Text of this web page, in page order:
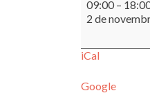
Busca
&
Presencial
09:00 –
2 de
iCal
Google